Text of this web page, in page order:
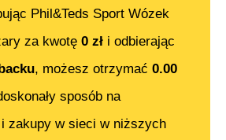
Phil&Teds Sport Wózek
za kwotę 0 zł i odbierając
, możesz otrzymać 0.00
sposób na
zakupy w sieci w niższych